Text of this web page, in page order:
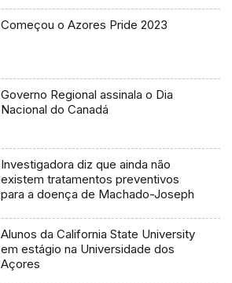
Começou o Azores Pride 2023
Governo Regional assinala o Dia
Nacional do Canadá
Investigadora diz que ainda não
existem tratamentos preventivos
para a doença de Machado-Joseph
Alunos da California State University
em estágio na Universidade dos
Açores